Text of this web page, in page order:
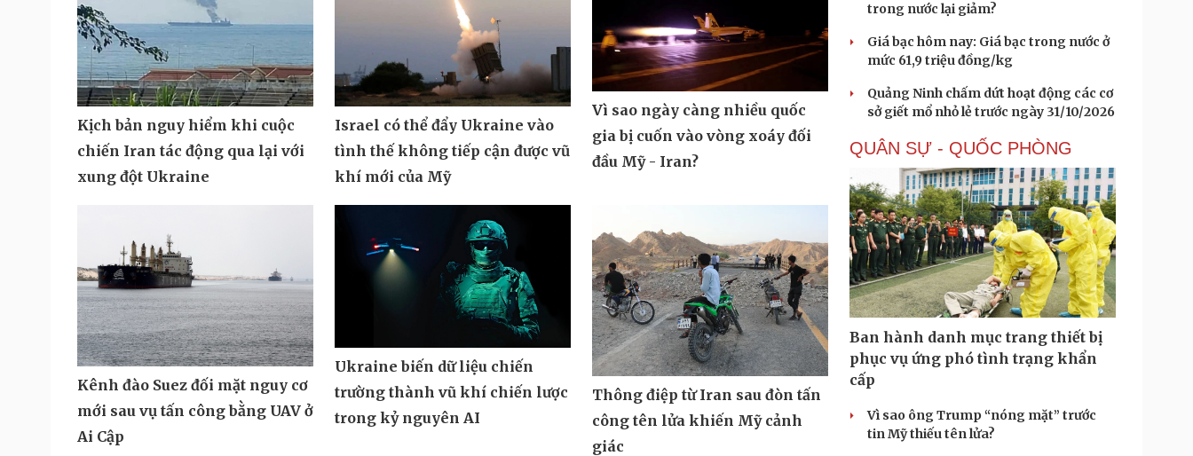
Kịch bản nguy hiểm khi cuộc
chiến Iran tác động qua lại với
xung đột Ukraine
Israel có thể đẩy Ukraine vào
tình thế không tiếp cận được vũ
khí mới của Mỹ
Vì sao ngày càng nhiều quốc
gia bị cuốn vào vòng xoáy đối
đầu Mỹ - Iran?
Kênh đào Suez đối mặt nguy cơ
mới sau vụ tấn công bằng UAV ở
Ai Cập
Ukraine biến dữ liệu chiến
trường thành vũ khí chiến lược
trong kỷ nguyên AI
Thông điệp từ Iran sau đòn tấn
công tên lửa khiến Mỹ cảnh
giác
trong nước lại giảm?
Giá bạc hôm nay: Giá bạc trong nước ở
mức 61,9 triệu đồng/kg
Quảng Ninh chấm dứt hoạt động các cơ
sở giết mổ nhỏ lẻ trước ngày 31/10/2026
QUÂN SỰ - QUỐC PHÒNG
Ban hành danh mục trang thiết bị
phục vụ ứng phó tình trạng khẩn
cấp
Vì sao ông Trump “nóng mặt” trước
tin Mỹ thiếu tên lửa?